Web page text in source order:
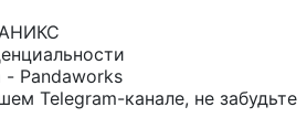
- Pandaworks
Telegram-канале, не забудьте